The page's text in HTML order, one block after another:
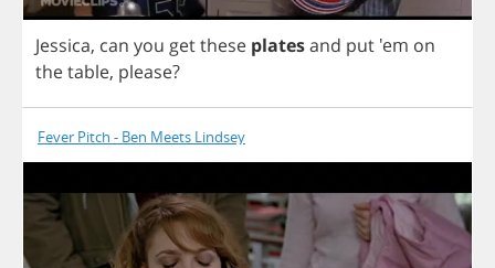
Jessica, can you getthese platesand put 'em on
thetable, please?
Fever Pitch - Ben Meets Lindsey